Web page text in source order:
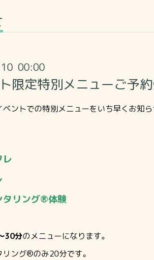
10 00:00
限定特別メニューご予約
ベントでの特別メニューをいち早くお知ら
タリング®体験
30分のメニューになります。
ング®のみ20分です。